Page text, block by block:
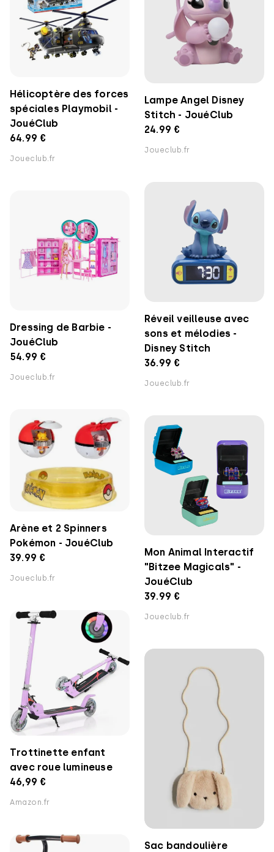
Hélicoptère des forces
spéciales Playmobil -
JouéClub
64.99 €
Joueclub.fr
Lampe Angel Disney
Stitch - JouéClub
24.99 €
Joueclub.fr
Réveil veilleuse avec
sons et mélodies -
Disney Stitch
36.99 €
Joueclub.fr
Dressing de Barbie -
JouéClub
54.99 €
Joueclub.fr
Arène et 2 Spinners
Pokémon - JouéClub
39.99 €
Joueclub.fr
Mon Animal Interactif
"Bitzee Magicals" -
JouéClub
39.99 €
Joueclub.fr
Trottinette enfant
avec roue lumineuse
46,99 €
Amazon.fr
Sac bandoulière